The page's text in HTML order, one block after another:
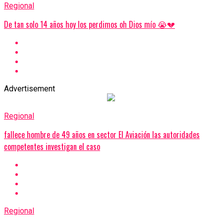
Regional
De tan solo 14 años hoy los perdimos oh Dios mío 😭💔
Advertisement
Regional
fallece hombre de 49 años en sector El Aviación las autoridades
competentes investigan el caso
Regional